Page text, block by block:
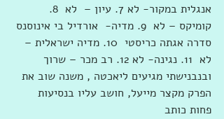
אנגלית במקור- לא 7. עיון –  לא  8.
קומיקס – לא  9. מדיה-  אורדיל בי אינוסנס
סדרה אגתה כריסטי  10. מדיה ישראלית –
לא  11. נגינה- לא 12. רב מכר – שרוך
ובנבנישתי מגיעים ליאכטה , משנה שוב את
הפרק מקצר מייעל, חושב עליו בנסיעות
פחות כותב